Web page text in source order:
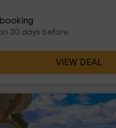
30 days before
VIEW DEAL